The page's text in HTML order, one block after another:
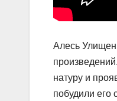
Алесь
натуру и
побудили его